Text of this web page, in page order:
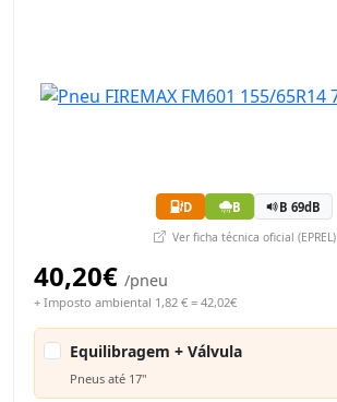
D B B 69dB
Ver ficha técnica oficial (EPREL)
40,20€ /pneu
+ Imposto ambiental 1,82 € = 42,02€
Equilibragem + Válvula
Pneus até 17"